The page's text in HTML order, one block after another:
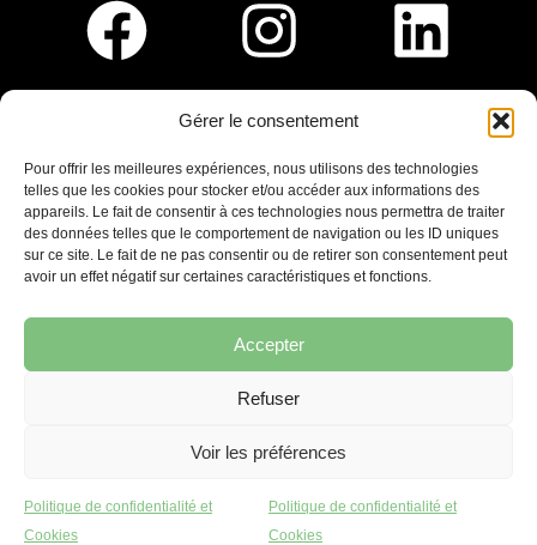
Gérer le consentement
Pour offrir les meilleures expériences, nous utilisons des technologies
telles que les cookies pour stocker et/ou accéder aux informations des
appareils. Le fait de consentir à ces technologies nous permettra de traiter
des données telles que le comportement de navigation ou les ID uniques
sur ce site. Le fait de ne pas consentir ou de retirer son consentement peut
avoir un effet négatif sur certaines caractéristiques et fonctions.
Accepter
Refuser
Voir les préférences
Politique de confidentialité et
Cookies
Politique de confidentialité et
Cookies
Saint-Germain-En-Laye
Ligne R2-Nord
Tramway T13
20mins à pied du RER A